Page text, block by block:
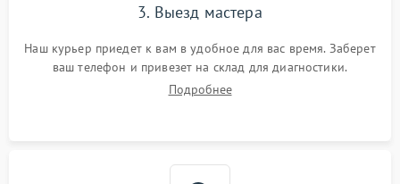
3. Выезд мастера
Наш курьер приедет к вам в удобное для вас время. Заберет
ваш телефон и привезет на склад для диагностики.
Подробнее